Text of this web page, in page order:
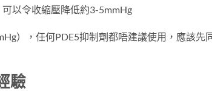
以令收縮壓降低約3-5mmHg
），任何PDE5抑制劑都唔建議使用，應該先
驗